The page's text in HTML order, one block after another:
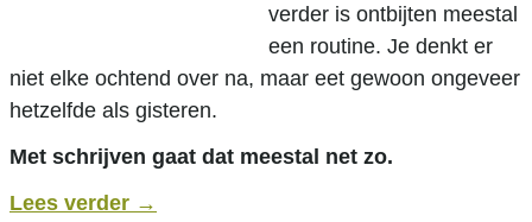
verder is ontbijten meestal
een routine. Je denkt er
niet elke ochtend over na, maar eet gewoon ongeveer
hetzelfde als gisteren.
Met schrijven gaat dat meestal net zo.
Lees verder →